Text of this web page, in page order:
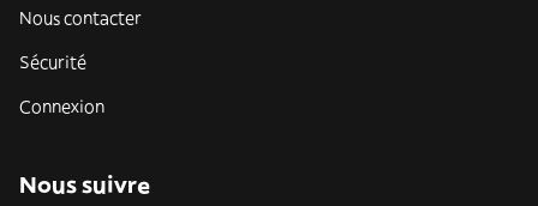
Nous contacter
Sécurité
Connexion
Nous suivre